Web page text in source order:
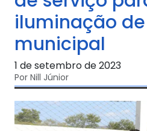
iluminação
municipal
1 de setembro de 2023
Por Nill Júnior